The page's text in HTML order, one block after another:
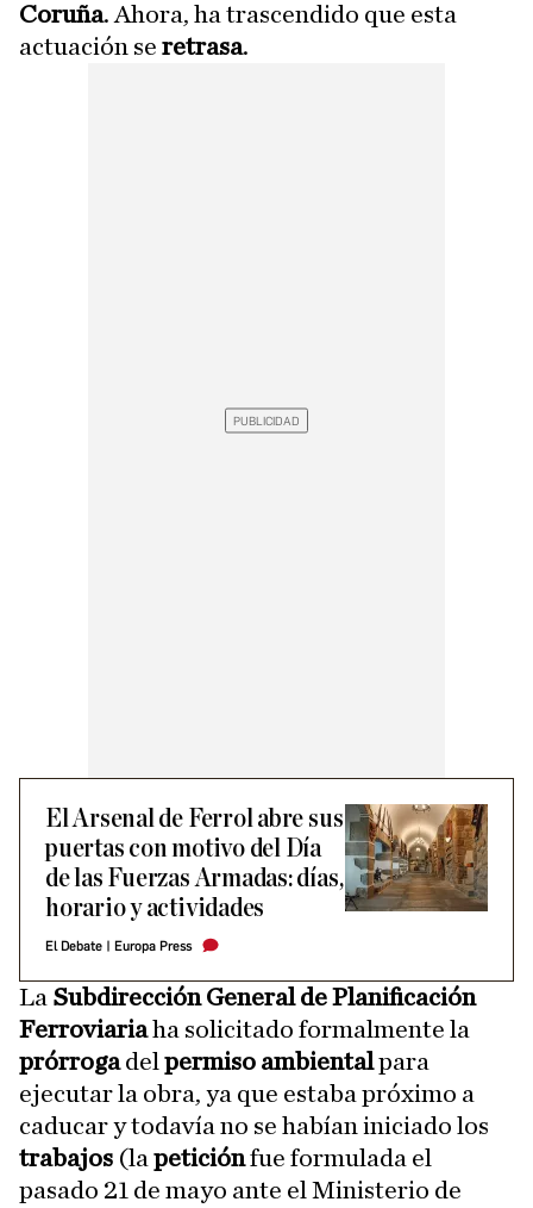
Coruña. Ahora, ha trascendido que esta
actuación se retrasa.
El Arsenal de Ferrol abre sus
puertas con motivo del Día
de las Fuerzas Armadas: días,
horario y actividades
El Debate | Europa Press
La Subdirección General de Planificación
Ferroviariaha solicitado formalmente la
prórrogadel permiso ambientalpara
ejecutar la obra, ya que estaba próximo a
caducar y todavía no se habían iniciado los
trabajos (la peticiónfue formulada el
pasado 21 de mayo ante el Ministerio de